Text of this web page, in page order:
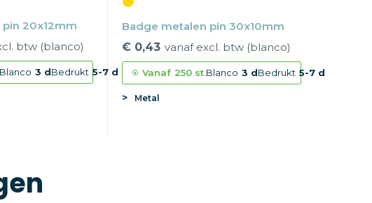
20x12mm
btw (blanco)
Blanco 3 dBedrukt 5-7 d
Badge metalen pin 30x10mm
€ 0,43 vanaf excl. btw (blanco)
Vanaf 250 st.Blanco 3 dBedrukt 5-7 d
Metal